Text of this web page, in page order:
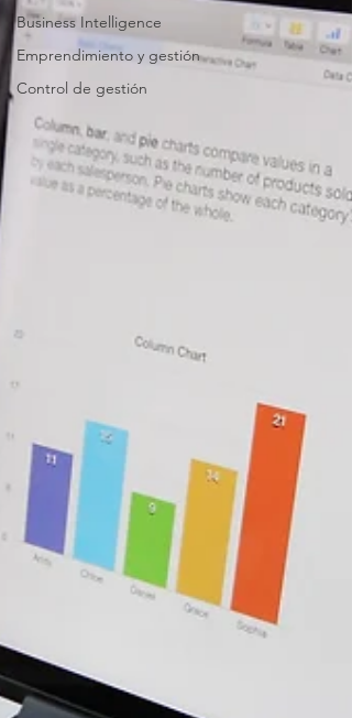
Business Intelligence
Emprendimiento y gestión
Control de gestión